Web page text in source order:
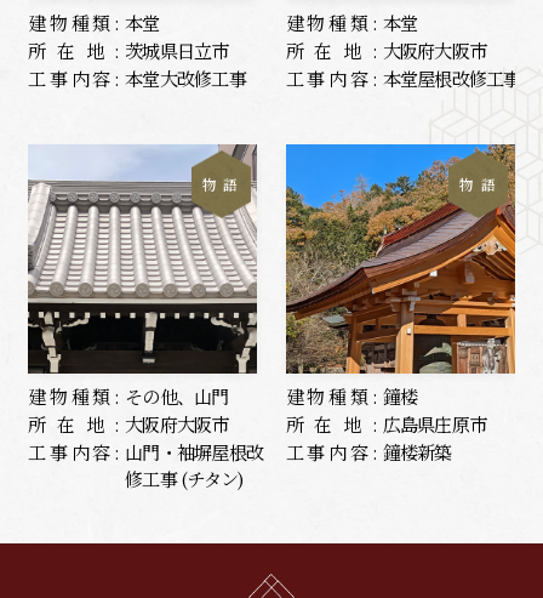
建物種類: 本堂
所在地: 茨城県日立市
工事内容: 本堂大改修工事
建物種類: 本堂
所在地: 大阪府大阪市
工事内容: 本堂屋根改修工事
物 語
建物種類: その他、山門
所在地: 大阪府大阪市
工事内容: 山門・袖塀屋根改
修工事 (チタン)
物 語
建物種類: 鐘楼
所在地: 広島県庄原市
工事内容: 鐘楼新築